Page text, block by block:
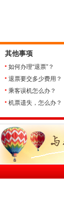
其他事项
如何办理“退票”？
退票要交多少费用？
乘客误机怎么办？
机票遗失，怎么办？